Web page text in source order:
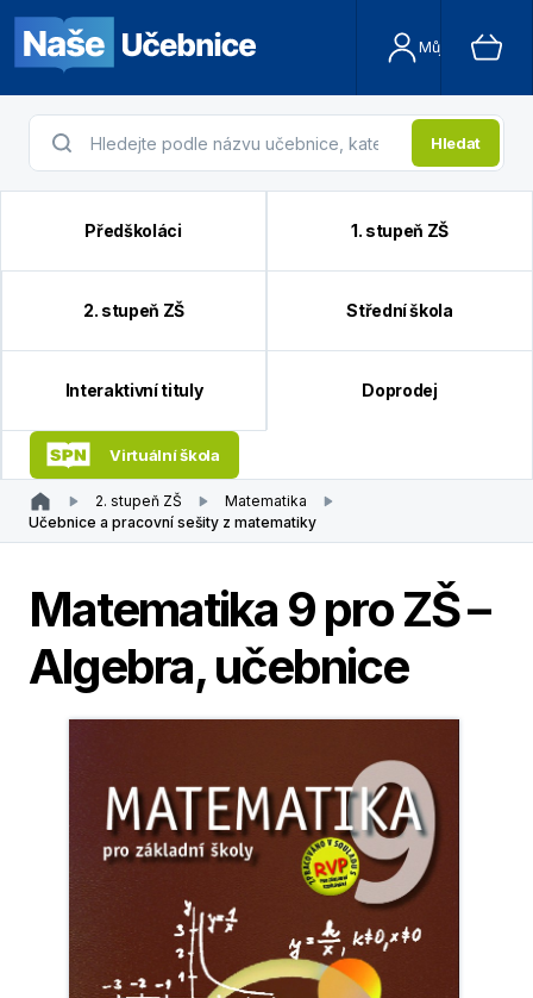
Můj účet
Hledat
Předškoláci 1. stupeň ZŠ
2. stupeň ZŠ Střední škola
Interaktivní tituly Doprodej
Virtuální škola
2. stupeň ZŠ
Matematika
Učebnice a pracovní sešity z matematiky
Matematika 9 pro ZŠ –
Algebra, učebnice